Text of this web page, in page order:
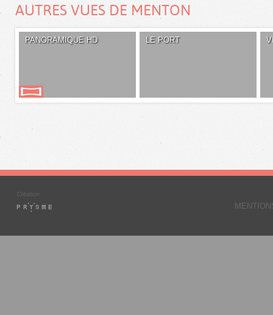
AUTRES VUES DE MENTON
PANORAMIQUE HD LE PORT